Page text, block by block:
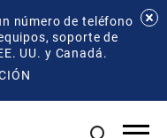
número de teléfono
soporte de
UU. y Canadá.